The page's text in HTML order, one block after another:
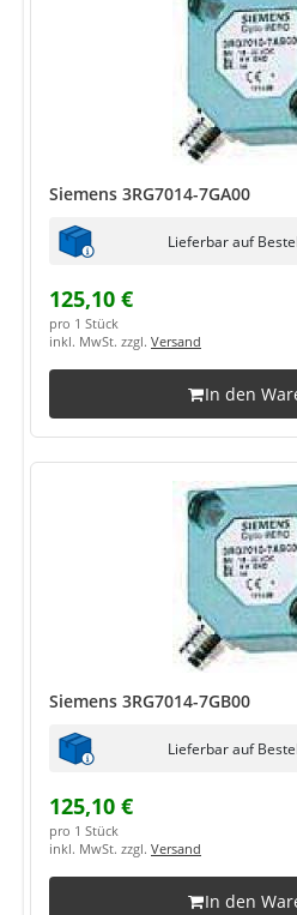
Siemens 3RG7014-7GA00
Lieferbar auf
125,10 €
pro 1 Stück
inkl. MwSt. zzgl. Versand
In den
Siemens 3RG7014-7GB00
Lieferbar auf
125,10 €
pro 1 Stück
inkl. MwSt. zzgl. Versand
In den